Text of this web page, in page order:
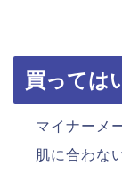
買っては
マイナーメ
肌に合わな